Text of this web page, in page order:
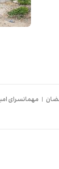
| مهمانسرای